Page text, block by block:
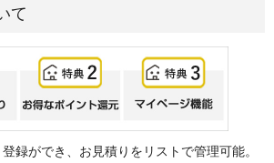
て
録ができ、お見積りをリストで管理可能。